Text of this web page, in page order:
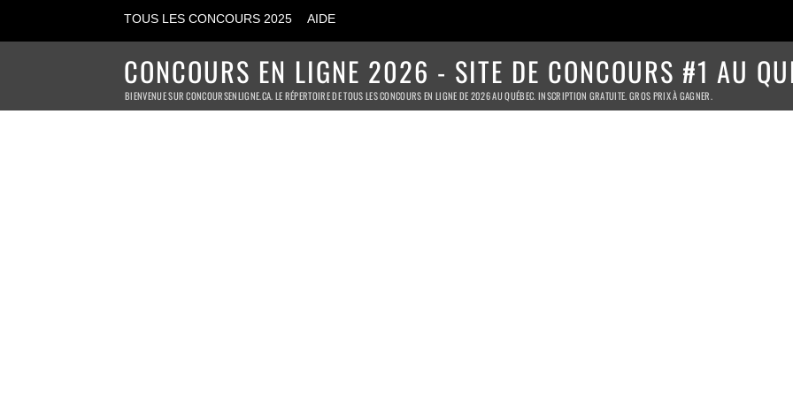
TOUS LES CONCOURS 2025 AIDE
CONCOURS EN LIGNE 2026 - SITE DE CONCOURS #1 AU
BIENVENUE SUR CONCOURSENLIGNE.CA. LE RÉPERTOIRE DE TOUS LES CONCOURS EN LIGNE DE 2026 AU QUÉBEC. INSCRIPTION GRATUITE. GROS PRIX À GAGNER.